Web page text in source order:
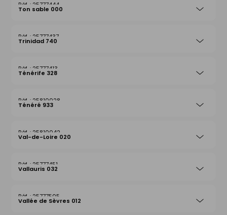
25777444
Ton sable 000
25777437
Trinidad 740
25777413
Ténérife 328
25810028
Ténéré 933
25810042
Val-de-Loire 020
25777451
Vallauris 032
25777505
Vallée de Sèvres 012